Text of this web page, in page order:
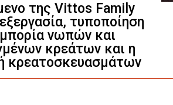
της Vittos Family
τυποποίηση
νωπών και
κρεάτων και η
κρεατοσκευασμάτων